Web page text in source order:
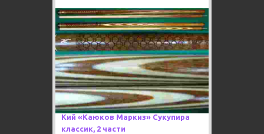
Под заказ 80 дней
-34%
Тубус в подарок!
Новинка!
Каюков рекомендует!
Кий «Каюков Маркиз» Сукупира
классик, 2 части